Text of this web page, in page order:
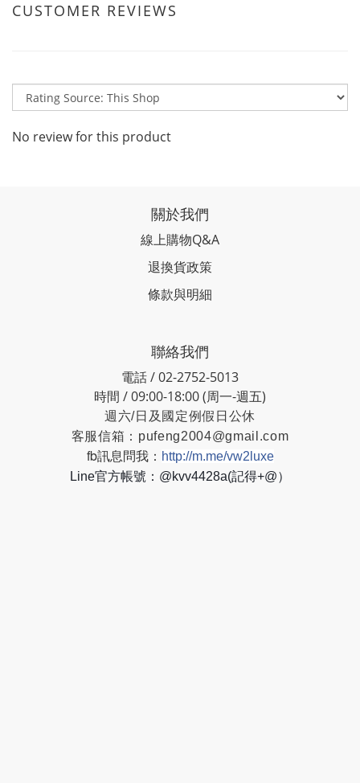
CUSTOMER REVIEWS
No review for this product
關於我們
線上購物Q&A
退換貨政策
條款與明細
聯絡我們
電話 / 02-2752-5013
時間 / 09:00-18:00 (周一-週五)
週六/日及國定例假日公休
客服信箱： pufeng2004@gmail.com
fb訊息問我： http://m.me/vw2luxe
Line官方帳號：@kvv4428a(記得+@）